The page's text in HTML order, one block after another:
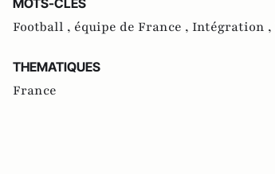
MOTS-CLES
Football , équipe de France , Intégration ,
THEMATIQUES
France